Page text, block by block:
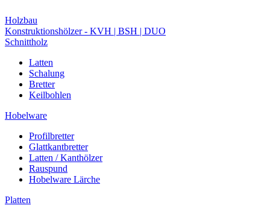
Holzbau
Konstruktionshölzer - KVH | BSH | DUO
Schnittholz
Latten
Schalung
Bretter
Keilbohlen
Hobelware
Profilbretter
Glattkantbretter
Latten / Kanthölzer
Rauspund
Hobelware Lärche
Platten